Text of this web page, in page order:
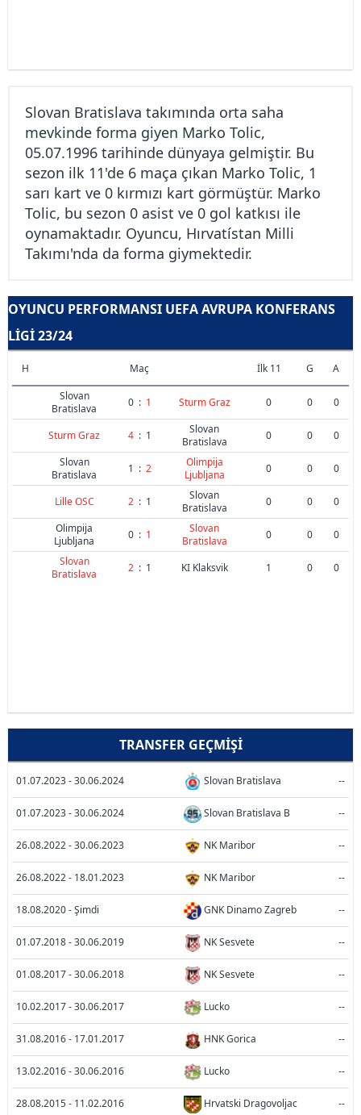
Slovan Bratislava takımında orta saha
mevkinde forma giyen Marko Tolic,
05.07.1996 tarihinde dünyaya gelmiştir. Bu
sezon ilk 11'de 6 maça çıkan Marko Tolic, 1
sarı kart ve 0 kırmızı kart görmüştür. Marko
Tolic, bu sezon 0 asist ve 0 gol katkısı ile
oynamaktadır. Oyuncu, Hırvatístan Milli
Takımı'nda da forma giymektedir.
OYUNCU PERFORMANSI UEFA AVRUPA KONFERANS
LIGI 23/24
H Maç İlk 11 G
A
Slovan
Bratislava
0 : 1 Sturm Graz 0 0 0
Sturm Graz 4 : 1
Slovan
Bratislava
0 0
0
Slovan
Bratislava
1 : 2
Olimpija
Ljubljana
0 0 0
Lille OSC 2 : 1
Slovan
Bratislava
0 0
0
Olimpija
Ljubljana
0 : 1
Slovan
Bratislava
0 0
0
Slovan
Bratislava
2 : 1 KI Klaksvik 1 0 0
TRANSFER GEÇMIŞI
01.07.2023 - 30.06.2024 Slovan Bratislava --
01.07.2023 - 30.06.2024 Slovan Bratislava B --
26.08.2022 - 30.06.2023 NK Maribor --
26.08.2022 - 18.01.2023 NK Maribor --
18.08.2020 - Şimdi GNK Dinamo Zagreb --
01.07.2018 - 30.06.2019 NK Sesvete --
01.08.2017 - 30.06.2018 NK Sesvete --
10.02.2017 - 30.06.2017 Lucko --
31.08.2016 - 17.01.2017 HNK Gorica --
13.02.2016 - 30.06.2016 Lucko --
28.08.2015 - 11.02.2016 Hrvatski Dragovoljac --